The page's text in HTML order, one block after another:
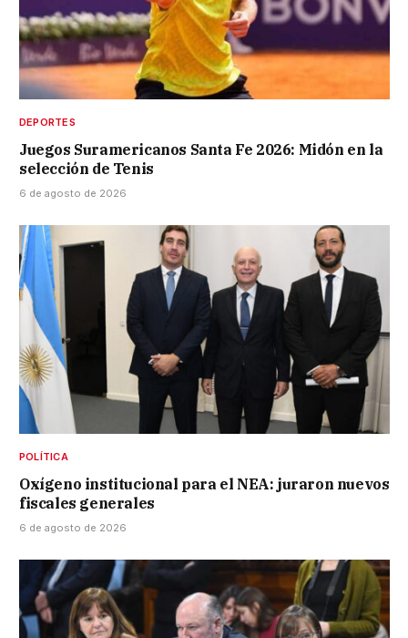
DEPORTES
Juegos Suramericanos Santa Fe 2026: Midón en la
selección de Tenis
6 de agosto de 2026
POLÍTICA
Oxígeno institucional para el NEA: juraron nuevos
fiscales generales
6 de agosto de 2026